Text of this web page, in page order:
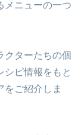
メニューの一つ
クターたちの個
シピ情報をもと
をご紹介しま